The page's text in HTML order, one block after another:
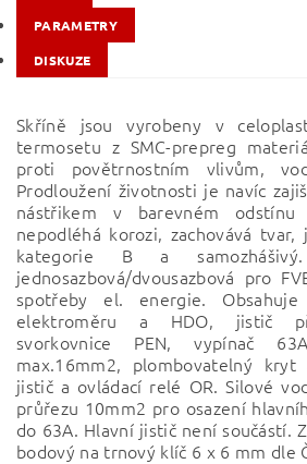
PARAMETRY
DISKUZE
Skříně jsou vyrobeny v
termosetu z SMC-prepreg
proti povětrnostním vlivům,
Prodloužení životnosti je navíc
nástřikem v barevném odstínu
nepodléhá korozi, zachovává
kategorie B a
jednosazbová/dvousazbová pro
spotřeby el. energie. Obsahuje
elektroměru a HDO, jistič
svorkovnice PEN, vypínač
max.16mm2, plombovatelný
jistič a ovládací relé OR. Silové
průřezu 10mm2 pro osazení
do 63A. Hlavní jistič není součástí.
bodový na trnový klíč 6 x 6 mm dle